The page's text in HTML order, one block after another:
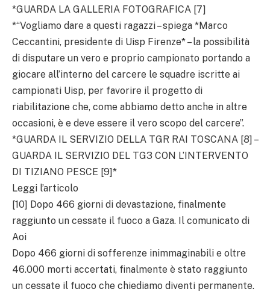
*GUARDA LA GALLERIA FOTOGRAFICA [7]
*“Vogliamo dare a questi ragazzi – spiega *Marco
Ceccantini, presidente di Uisp Firenze* – la possibilità
di disputare un vero e proprio campionato portando a
giocare all’interno del carcere le squadre iscritte ai
campionati Uisp, per favorire il progetto di
riabilitazione che, come abbiamo detto anche in altre
occasioni, è e deve essere il vero scopo del carcere”.
*GUARDA IL SERVIZIO DELLA TGR RAI TOSCANA [8] –
GUARDA IL SERVIZIO DEL TG3 CON L’INTERVENTO
DI TIZIANO PESCE [9]*
Leggi l’articolo
[10] Dopo 466 giorni di devastazione, finalmente
raggiunto un cessate il fuoco a Gaza. Il comunicato di
Aoi
Dopo 466 giorni di sofferenze inimmaginabili e oltre
46.000 morti accertati, finalmente è stato raggiunto
un cessate il fuoco che chiediamo diventi permanente.